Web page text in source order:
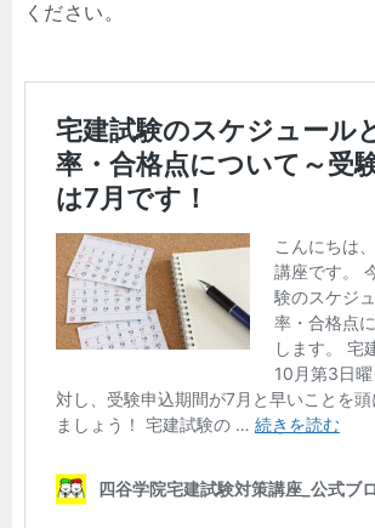
ください。